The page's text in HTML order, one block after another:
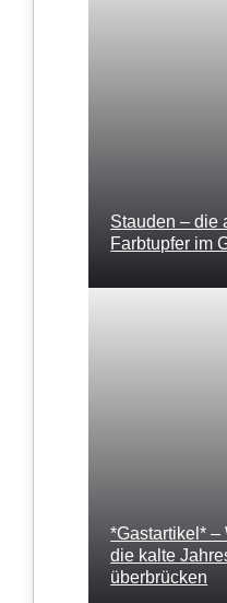
Stauden – die
Farbtupfer im
*Gastartikel* –
die kalte
überbrücken